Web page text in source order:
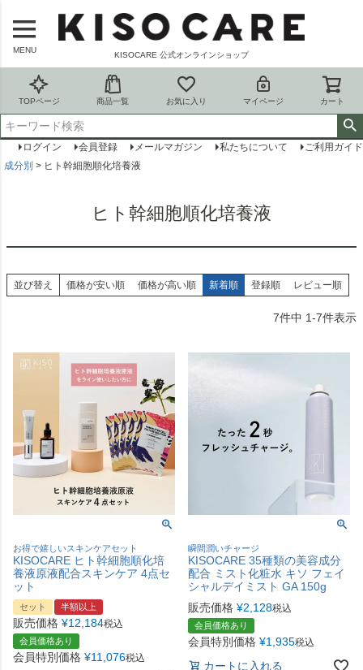
MENU
KISOCARE 公式オンラインショップ
TOPページ 商品一覧 お気に入り マイページ カート
ログイン 会員登録 メールマガジン 私たちについて
ご利用ガイド
成分別
ヒト幹細胞順化培養液
ヒト幹細胞順化培養液
並び替え 価格が安い順 価格が高い順 新着順 登録順 レビュー順
7件中 1-7件表示
お得で嬉しいスキンケアセット
KISOCARE ヒト幹細胞順化培
養液原液配合スキンケア 4点セ
ット
セット 半額以上
販売価格 ¥12,184税込
会員価格あり
会員特別価格 ¥11,076税込
瞬間潤いチャージ
KISOCARE 35種類の美容成分
配合 ミスト化粧水 キソ フェイ
シャルデイミスト GA 150g
販売価格 ¥2,128税込
会員価格あり
会員特別価格 ¥1,935税込
カートに入れる